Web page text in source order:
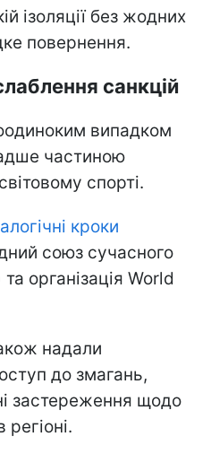
ізоляції без жодних
повернення.
санкцій
випадком
частиною
спорті.
кроки
союз сучасного
організація World
надали
до змагань,
застереження щодо
регіоні.